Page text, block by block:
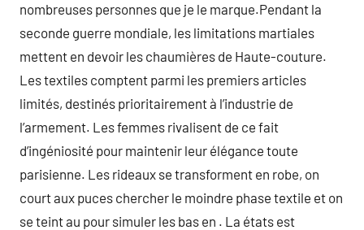
nombreuses personnes que je le marque.Pendant la
seconde guerre mondiale, les limitations martiales
mettent en devoir les chaumières de Haute-couture.
Les textiles comptent parmi les premiers articles
limités, destinés prioritairement à l’industrie de
l’armement. Les femmes rivalisent de ce fait
d’ingéniosité pour maintenir leur élégance toute
parisienne. Les rideaux se transforment en robe, on
court aux puces chercher le moindre phase textile et on
se teint au pour simuler les bas en . La états est